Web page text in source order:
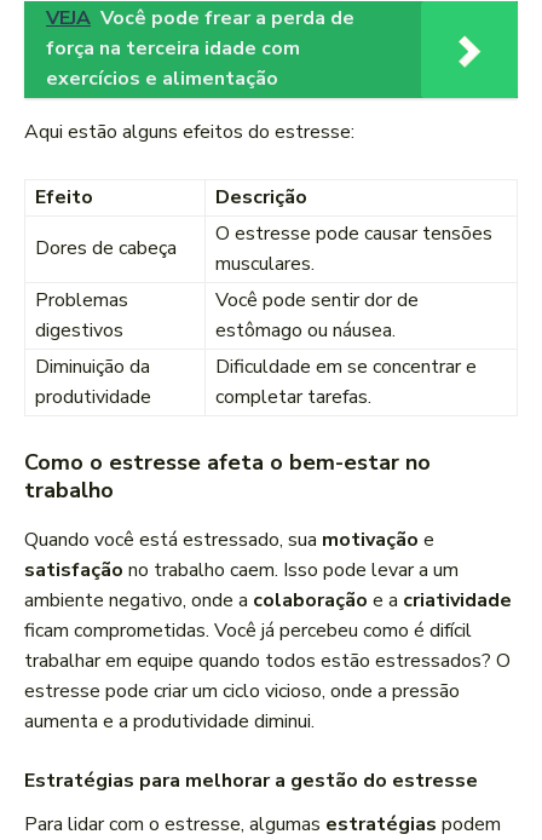
VEJA Você pode frear a perda de
força na terceira idade com
exercícios e alimentação
Aqui estão alguns efeitos do estresse:
Efeito
Descrição
Dores de cabeça
O estresse pode causar tensões
musculares.
Problemas
digestivos
Você pode sentir dor de
estômago ou náusea.
Diminuição da
produtividade
Dificuldade em se concentrar e
completar tarefas.
Como o estresse afeta o bem-estar no
trabalho
Quando você está estressado, sua motivação e
satisfação no trabalho caem. Isso pode levar a um
ambiente negativo, onde a colaboração e a criatividade
ficam comprometidas. Você já percebeu como é difícil
trabalhar em equipe quando todos estão estressados? O
estresse pode criar um ciclo vicioso, onde a pressão
aumenta e a produtividade diminui.
Estratégias para melhorar a gestão do estresse
Para lidar com o estresse, algumas estratégias podem